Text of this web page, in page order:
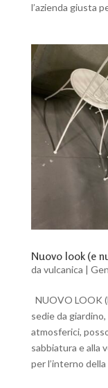
l’azienda giusta
Nuovo look (e
da vulcanica |
NUOVO LOOK
sedie da
atmosferici,
sabbiatura e alla
per l’interno della